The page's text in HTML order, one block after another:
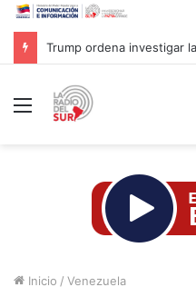
Menú
Inicio / Venezuela